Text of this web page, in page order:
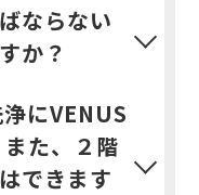
ならない
か？
にVENUS
た、２階
できます